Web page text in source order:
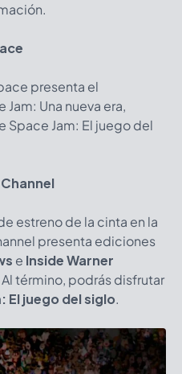
presenta el
Una nueva era,
Space Jam: El juego del
estreno de la cinta en la
presenta ediciones
e Inside Warner
término, podrás disfrutar
El juego del siglo.